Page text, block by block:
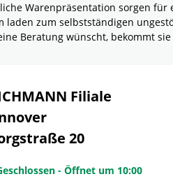
Warenpräsentation sorgen für
zum selbstständigen
Beratung wünscht, bekommt
Filiale
20
- Öffnet um 10:00